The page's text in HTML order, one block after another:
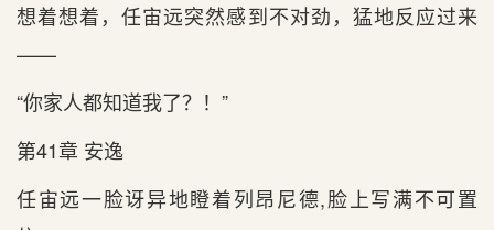
想着想着，任宙远突然感到不对劲，猛地反应过来
——
“你家人都知道我了？！”
第41章 安逸
任宙远一脸讶异地瞪着列昂尼德,脸上写满不可置